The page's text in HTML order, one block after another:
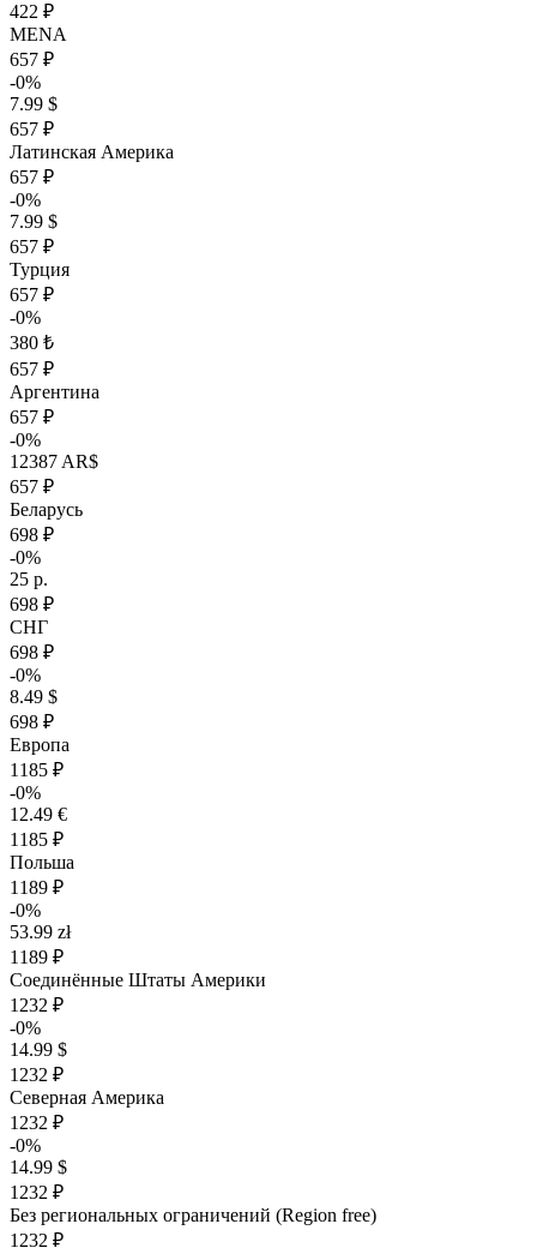
422 ₽
MENA
657 ₽
-0%
7.99 $
657 ₽
Латинская Америка
657 ₽
-0%
7.99 $
657 ₽
Турция
657 ₽
-0%
380 ₺
657 ₽
Аргентина
657 ₽
-0%
12387 AR$
657 ₽
Беларусь
698 ₽
-0%
25 р.
698 ₽
СНГ
698 ₽
-0%
8.49 $
698 ₽
Европа
1185 ₽
-0%
12.49 €
1185 ₽
Польша
1189 ₽
-0%
53.99 zł
1189 ₽
Соединённые Штаты Америки
1232 ₽
-0%
14.99 $
1232 ₽
Северная Америка
1232 ₽
-0%
14.99 $
1232 ₽
Без региональных ограничений (Region free)
1232 ₽